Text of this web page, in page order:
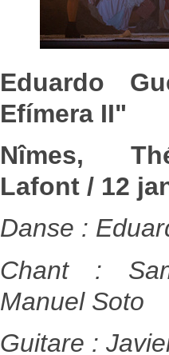
Eduardo
Efímera II"
Nîmes,
Lafont / 12
Danse :
Chant :
Manuel Soto
Guitare :